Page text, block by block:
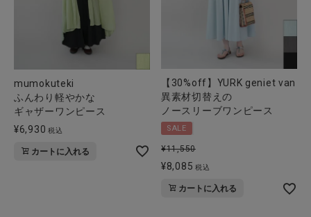
mumokuteki
ふんわり軽やかな
ギャザーワンピース
¥6,930 税込
カートに入れる
【30%off】YURK geniet van
異素材切替えの
ノースリーブワンピース
SALE
¥11,550
¥8,085 税込
カートに入れる